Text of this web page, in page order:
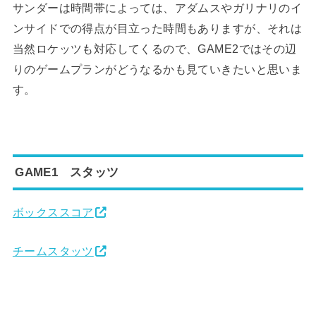
サンダーは時間帯によっては、アダムスやガリナリのイ
ンサイドでの得点が目立った時間もありますが、それは
当然ロケッツも対応してくるので、GAME2ではその辺
りのゲームプランがどうなるかも見ていきたいと思いま
す。
GAME1 スタッツ
ボックススコア
チームスタッツ